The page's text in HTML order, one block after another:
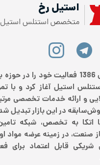
استیل رخ
متخصص استنلس استیل
استیل رخ از سال 1386 فعالیت خود را
استیل آغاز کرد و با
و ارائه خدمات تخصصی
در این بازار تبدیل
اتکا به تخصص، شبکه
صنعت، در زمینه عرضه مواد
شریکی قابل اعتماد برای